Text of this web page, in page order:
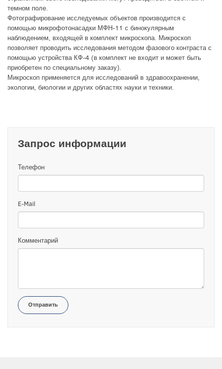
темном поле.
Фотографирование исследуемых объектов производится с
помощью микрофотонасадки МФН-11 с бинокулярным
наблюдением, входящей в комплект микроскопа. Микроскоп
позволяет проводить исследования методом фазового контраста с
помощью устройства КФ-4 (в комплект не входит и может быть
приобретен по специальному заказу).
Микроскоп применяется для исследований в здравоохранении,
экологии, биологии и других областях науки и техники.
Запрос информации
Телефон
E-Mail
Комментарий
Отправить